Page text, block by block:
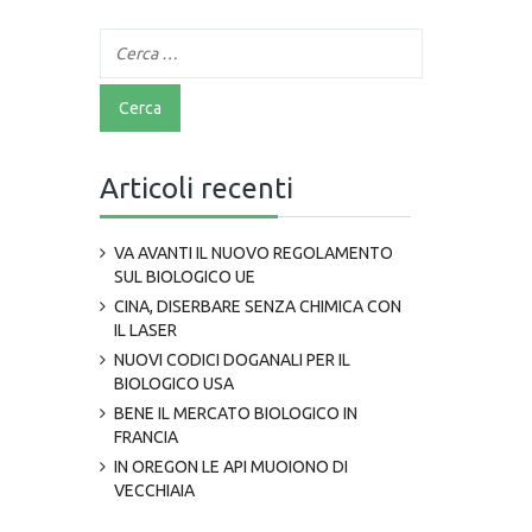
Articoli recenti
VA AVANTI IL NUOVO REGOLAMENTO
SUL BIOLOGICO UE
CINA, DISERBARE SENZA CHIMICA CON
IL LASER
NUOVI CODICI DOGANALI PER IL
BIOLOGICO USA
BENE IL MERCATO BIOLOGICO IN
FRANCIA
IN OREGON LE API MUOIONO DI
VECCHIAIA